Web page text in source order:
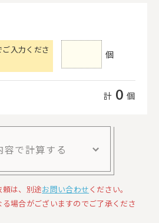
ご入力くださ
個
計 0 個
容で計算する
は、別途お問い合わせください。
場合がございますのでご了承くださ